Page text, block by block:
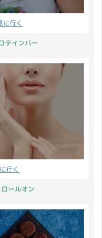
に行く
テインバー
行く
ールオン